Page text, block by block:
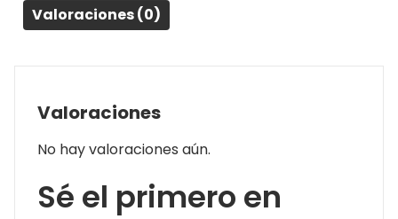
Valoraciones (0)
Valoraciones
No hay valoraciones aún.
Sé el primero en